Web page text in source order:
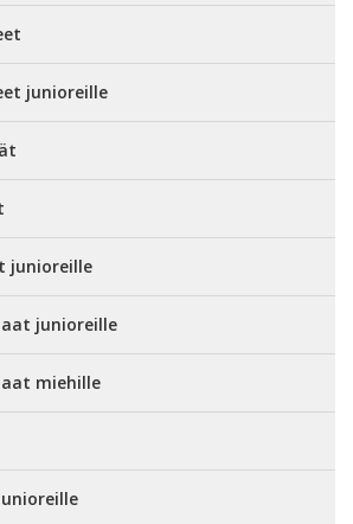
junioreille
junioreille
junioreille
miehille